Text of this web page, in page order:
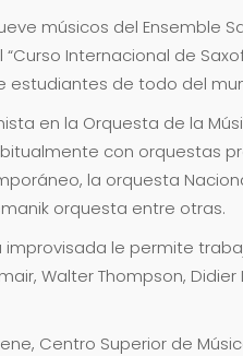
músicos del Ensemble
Internacional de
estudiantes de todo del
en la Orquesta de la
con orquestas
la orquesta
orquesta entre otras.
improvisada le permite
Walter Thompson,
Centro Superior de